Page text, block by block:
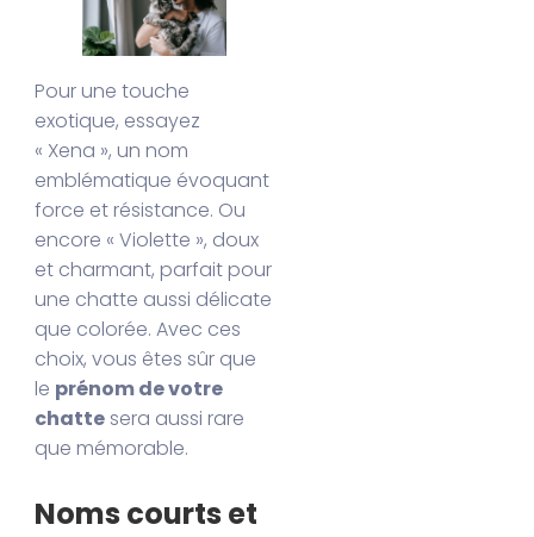
Pour une touche
exotique, essayez
« Xena », un nom
emblématique évoquant
force et résistance. Ou
encore « Violette », doux
et charmant, parfait pour
une chatte aussi délicate
que colorée. Avec ces
choix, vous êtes sûr que
le prénom de votre
chattesera aussi rare
que mémorable.
Noms courts et